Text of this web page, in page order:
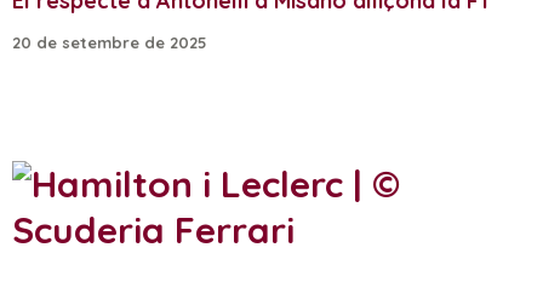
20 de setembre de 2025